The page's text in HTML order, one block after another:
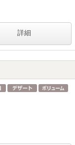
詳細